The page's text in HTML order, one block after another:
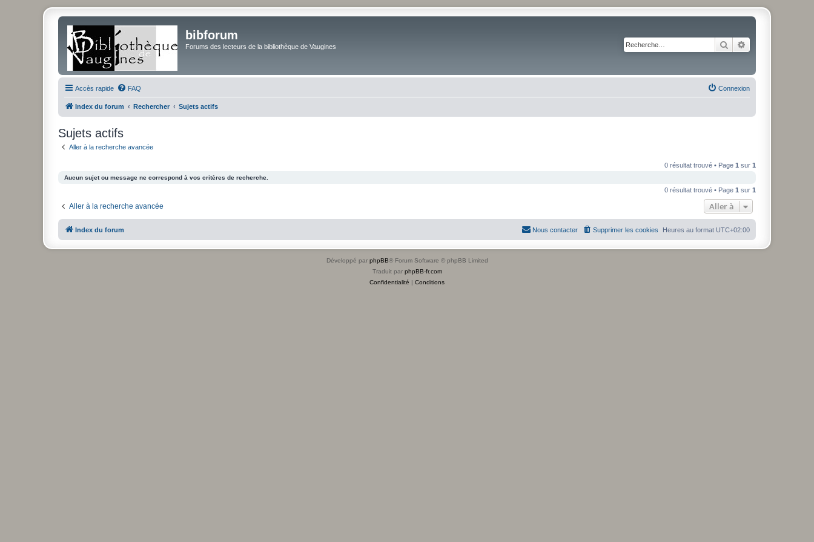
bibforum
Forums des lecteurs de la bibliothèque de Vaugines Rechercher
Accès rapide FAQ Connexion
Index du forum Rechercher Sujets actifs
Sujets actifs
Aller à la recherche avancée
0 résultat trouvé • Page 1 sur 1
Aucun sujet ou message ne correspond à vos critères de recherche.
0 résultat trouvé • Page 1 sur 1
Aller à la recherche avancée Aller à
Index du forum Heures au format UTC+02:00
Supprimer les cookies
Nous contacter
Développé par phpBB® Forum Software © phpBB Limited
Traduit par phpBB-fr.com
Confidentialité | Conditions